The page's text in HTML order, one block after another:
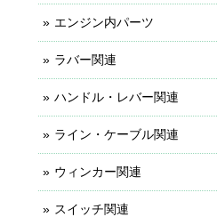
エンジン内パーツ
ラバー関連
ハンドル・レバー関連
ライン・ケーブル関連
ウィンカー関連
スイッチ関連